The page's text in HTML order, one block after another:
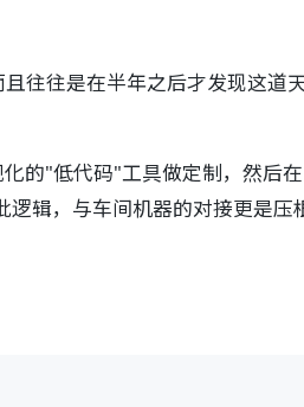
往往是在半年之后才发现这道
的"低代码"工具做定制，然后
辑，与车间机器的对接更是压